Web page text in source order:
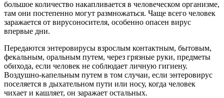
большое количество накапливается в человеческом организме,
там они постепенно могут размножаться. Чаще всего человек
заражается от вирусоносителя, особенно опасен вирус
впервые дни.
Передаются энтеровирусы взрослым контактным, бытовым,
фекальным, оральным путем, через грязные руки, предметы
обихода, если человек не соблюдает личную гигиену.
Воздушно-капельным путем в том случаи, если энтеровирус
поселяется в дыхательном пути или носу, когда человек
чихает и кашляет, он заражает остальных.